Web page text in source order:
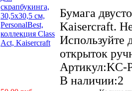
Бумага
Kaisercraft.
Используйте
открыток
Артикул:KC-
В наличии:2